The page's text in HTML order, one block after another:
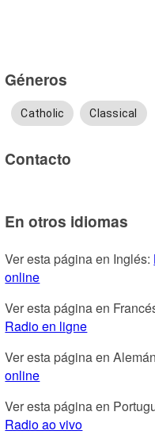
Géneros
Catholic Classical
Contacto
En otros idiomas
Ver esta página en Inglés:
online
Ver esta página en
Radio en ligne
Ver esta página en
online
Ver esta página en
Radio ao vivo